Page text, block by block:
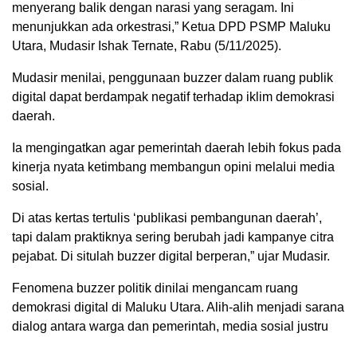
menyerang balik dengan narasi yang seragam. Ini
menunjukkan ada orkestrasi,” Ketua DPD PSMP Maluku
Utara, Mudasir Ishak Ternate, Rabu (5/11/2025).
Mudasir menilai, penggunaan buzzer dalam ruang publik
digital dapat berdampak negatif terhadap iklim demokrasi
daerah.
Ia mengingatkan agar pemerintah daerah lebih fokus pada
kinerja nyata ketimbang membangun opini melalui media
sosial.
Di atas kertas tertulis ‘publikasi pembangunan daerah’,
tapi dalam praktiknya sering berubah jadi kampanye citra
pejabat. Di situlah buzzer digital berperan,” ujar Mudasir.
Fenomena buzzer politik dinilai mengancam ruang
demokrasi digital di Maluku Utara. Alih-alih menjadi sarana
dialog antara warga dan pemerintah, media sosial justru